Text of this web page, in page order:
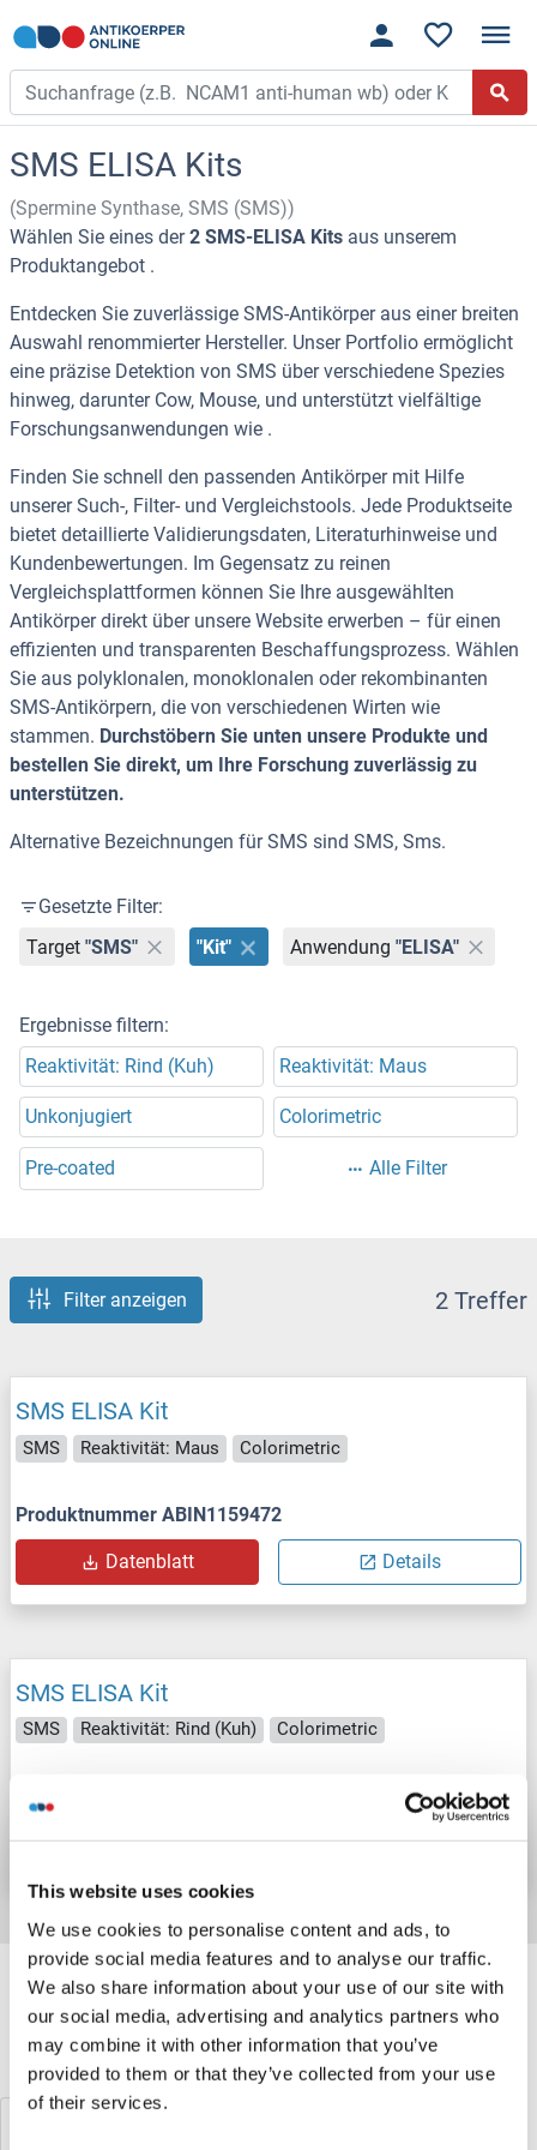
This website uses cookies
We use cookies to personalise content and ads, to
provide social media features and to analyse our traffic.
We also share information about your use of our site with
our social media, advertising and analytics partners who
may combine it with other information that you’ve
provided to them or that they’ve collected from your use
of their services.
SMS ELISA Kits
(Spermine Synthase, SMS (SMS))
Wählen Sie eines der2 SMS-ELISA Kits aus unserem
Produktangebot .
Entdecken Sie zuverlässige SMS-Antikörper aus einer breiten
Auswahl renommierter Hersteller. Unser Portfolio ermöglicht
eine präzise Detektion von SMS über verschiedene Spezies
hinweg, darunter Cow, Mouse, und unterstützt vielfältige
Forschungsanwendungen wie .
Finden Sie schnell den passenden Antikörper mit Hilfe
unserer Such-, Filter- und Vergleichstools. Jede Produktseite
bietet detaillierte Validierungsdaten, Literaturhinweise und
Kundenbewertungen. Im Gegensatz zu reinen
Vergleichsplattformen können Sie Ihre ausgewählten
Antikörper direkt über unsere Website erwerben – für einen
effizienten und transparenten Beschaffungsprozess. Wählen
Sie aus polyklonalen, monoklonalen oder rekombinanten
SMS-Antikörpern, die von verschiedenen Wirten wie
stammen. Durchstöbern Sie unten unsere Produkte und
bestellen Sie direkt, um Ihre Forschung zuverlässig zu
unterstützen.
Alternative Bezeichnungen für SMS sind SMS, Sms.
Gesetzte Filter:
Target "SMS" "Kit" Anwendung "ELISA"
Ergebnisse filtern:
Reaktivität: Rind (Kuh)
Reaktivität: Maus
Unkonjugiert Colorimetric
Pre-coated Alle Filter
Filter anzeigen 2 Treffer
SMS ELISA Kit
SMS Reaktivität: Maus Colorimetric
Produktnummer ABIN1159472
Datenblatt Details
SMS ELISA Kit
SMS Reaktivität: Rind (Kuh) Colorimetric
Datenblatt Details
Target information, Synonyms, Latest
references
Haben Sie etwas anderes gesucht?